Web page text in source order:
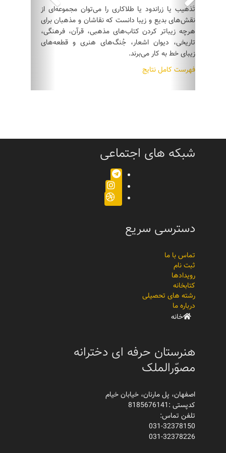
تَذهیب یا زراندود یا طلاکاری را می‌توان مجموعه‌ای از
نقش‌های بدیع و زیبا دانست که نقاشان و مذهبان برای
هرچه زیباتر کردن کتاب‌های مذهبی، قرآن، فرهنگی،
تاریخی، دیوان اشعار، جُنگ‌های هنری و قطعه‌های
زیبای خط به کار می‌برند.
فهرست کامل نتایج
شبکه های اجتماعی
دسترسی سریع
تماس با ما
ثبت نام
رویدادها
کتابخانه
رشته های تحصیلی
درباره ما
خانه
هنرستان حرفه ای دخترانه
مصوّرالملک
اصفهان، پل مارنان، خیابان خیام
کدپستی :8185676141
تلفن تماس:
031-32378150
031-32378226